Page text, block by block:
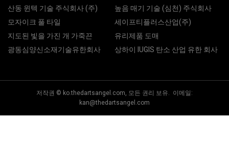
산동 윈텍 기술 주식회사 (주)
높음 매기 기술 (심천) 주식회사
모자이크 풀 타일
세이프티플러스산업(주)
지도된 빛을 가진 개 가죽끈
유리제품 도매
광동심양신소재기술유한회사
상하이 IUGIS 탄소 산업 유한 회사
저작권 © ko.thedartsangel.com, 모든 권리 보유. 이메일:
kan@thedartsangel.com